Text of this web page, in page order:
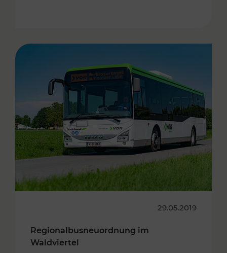
29.05.2019
Regionalbusneuordnung im
Waldviertel